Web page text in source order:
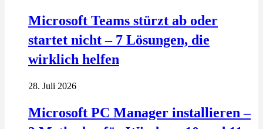
Microsoft Teams stürzt ab oder
startet nicht – 7 Lösungen, die
wirklich helfen
28. Juli 2026
Microsoft PC Manager installieren –